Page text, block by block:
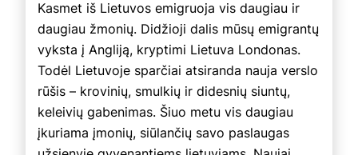
Kasmet iš Lietuvos emigruoja vis daugiau ir
daugiau žmonių. Didžioji dalis mūsų emigrantų
vyksta į Angliją, kryptimi Lietuva Londonas.
Todėl Lietuvoje sparčiai atsiranda nauja verslo
rūšis – krovinių, smulkių ir didesnių siuntų,
keleivių gabenimas. Šiuo metu vis daugiau
įkuriama įmonių, siūlančių savo paslaugas